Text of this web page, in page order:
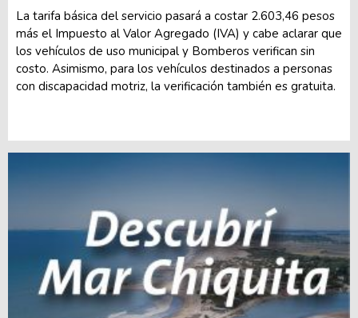
La tarifa básica del servicio pasará a costar 2.603,46 pesos
más el Impuesto al Valor Agregado (IVA) y cabe aclarar que
los vehículos de uso municipal y Bomberos verifican sin
costo. Asimismo, para los vehículos destinados a personas
con discapacidad motriz, la verificación también es gratuita.